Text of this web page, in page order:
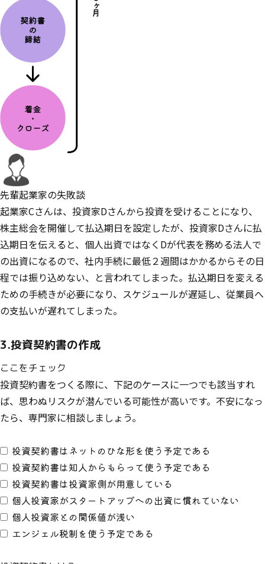
先輩起業家の失敗談
起業家Cさんは、投資家Dさんから投資を受けることになり、
株主総会を開催して払込期日を設定したが、投資家Dさんに払
込期日を伝えると、個人出資ではなくDが代表を務める法人で
の出資になるので、社内手続に最低２週間はかかるからその日
程では振り込めない、と言われてしまった。払込期日を変える
ための手続きが必要になり、スケジュールが遅延し、従業員へ
の支払いが遅れてしまった。
3.投資契約書の作成
ここをチェック
投資契約書をつくる際に、下記のケースに一つでも該当すれ
ば、思わぬリスクが潜んでいる可能性が高いです。不安になっ
たら、専門家に相談しましょう。
投資契約書はネットのひな形を使う予定である
投資契約書は知人からもらって使う予定である
投資契約書は投資家側が用意している
個人投資家がスタートアップへの出資に慣れていない
個人投資家との関係値が浅い
エンジェル税制を使う予定である